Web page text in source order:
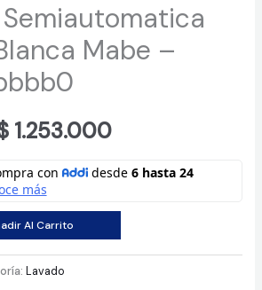
Mabe –
1.319.000.
1.253.000Current
price
is:
$ 1.253.000.
Al Carrito
Lavado